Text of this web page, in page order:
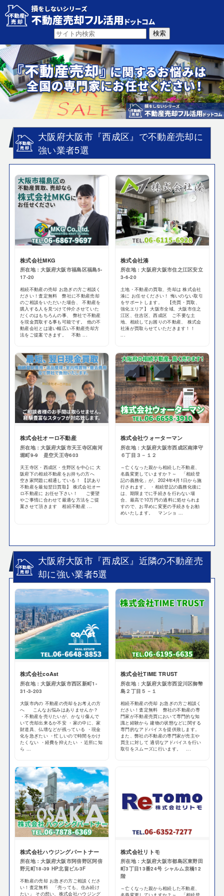
大阪府大阪市『西成区』で不動産売却に
強い業者5選
株式会社MKG
所在地：大阪府大阪市福島区福島5-
17-20
相続不動産の売却 お急ぎの方ご相談く
ださい！査定無料 弊社に不動産売却
のご相談をいただいた場合、 不動産を
購入する人を見つけて仲介させていた
だくのはもちろんの事、 弊社で不動産
を現金買取する事も可能です。 他の不
動産会社とは違い幅広い不動産売却方
法をご提案できます。 不動 ...
株式会社湊
所在地：大阪府大阪市住之江区安立
3-6-20
土地・不動産の買取、売却は 株式会社
湊に お任せください！ 悔いのない取引
をサポートします。 【売買・買取、
強化エリア】 大阪市全域、大阪市住之
江区、住吉区、西成区 ご不要な土
地、相続してお困りの不動産、 株式会
社湊が買取らせていただきます！！
...
株式会社オーロ不動産
所在地：大阪府大阪市天王寺区南河
堀町9-9 是空天王寺603
天王寺区・西成区・生野区を中心に 大
阪府下の相続不動産をお持ちの方へ
空き家問題に精通している！ 【訳あり
不動産を最短翌日買取】 株式会社オー
ロ不動産に お任せ下さい！ ご要望
やご事情に合わせて最適な方法をご提
案させて頂きます 相続不動産 ...
株式会社ウォーターマン
所在地：大阪府大阪市西成区南津守
６丁目３－１２
～亡くなった親から相続した不動産、
名義変更していますか？～ 「相続登
記の義務化」が、2024年4月1日から施
行されます。 ・相続登記の義務化後に
は、期限までに手続きを行わない場
合、最高で10万円の過料に処せられま
すので、お早めに変更の手続きをお勧
めいたします。 マンショ ...
大阪府大阪市『西成区』近隣の不動産売
却に強い業者5選
株式会社coAst
所在地：大阪府大阪市西区新町1-
31-3-203
大阪市内の 不動産の売却をお考えの方
へ こんなお悩みはありませんか？
・不動産を売りたいが、かなり傷んで
いて売却出来るか不安 ・家の中に、家
財道具、仏壇などが残っている ・現金
化を急ぎたい ・忙しいので時間をかけ
たくない ・経費を抑えたい ・近所に知
ら ...
株式会社TIME TRUST
所在地：大阪府大阪市西淀川区御幣
島２丁目５－１
相続不動産の売却 お急ぎの方ご相談く
ださい！査定無料 弊社の不動産の専
門家が不動産売買において専門的な知
識と経験から 建物の状態などに関する
専門的なアドバイスを提供致します。
また、弊社の不動産の専門家が売主や
買主に対して 適切なアドバイスを行い
取引をスムーズに行います。 ...
株式会社ハウジングパートナー
所在地：大阪府大阪市阿倍野区阿倍
野元町18-39 HP北畠ビル3F
不動産の売却 お急ぎの方ご相談くださ
い！査定無料 「売っても、住み続け
たい」 その想い、株式会社ハウジング
株式会社リトモ
所在地：大阪府大阪市都島区東野田
町3丁目13番24号 シャルム京橋12
階
～亡くなった親から相続した不動産、